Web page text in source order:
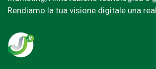
Rendiamo la tua visione digitale una